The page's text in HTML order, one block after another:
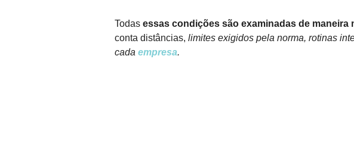
Todas essas condições são examinadas de maneira
conta distâncias, limites exigidos pela norma, rotinas
cada empresa.